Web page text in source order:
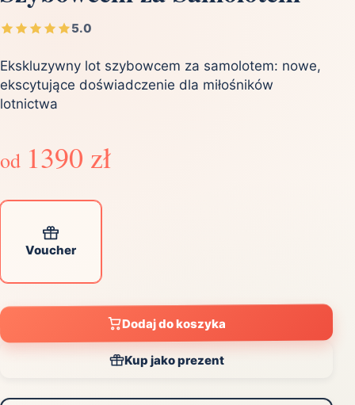
5.0
Ekskluzywny lot szybowcem za samolotem: nowe,
ekscytujące doświadczenie dla miłośników
lotnictwa
od 1390 zł
Voucher
Dodaj do koszyka
Kup jako prezent